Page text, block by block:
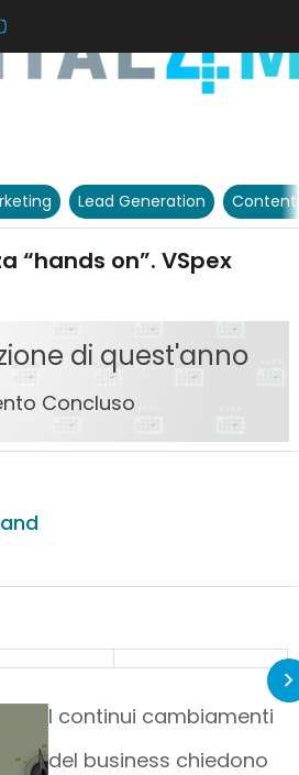
Lead Generation
“hands on”. VSpex
di quest'anno
Concluso
I continui cambiamenti
del business chiedono